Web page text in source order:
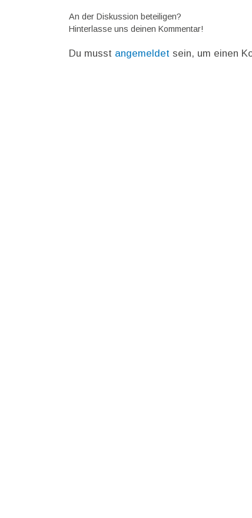
An der Diskussion beteiligen?
Hinterlasse uns deinen Kommentar!
Du musst angemeldet sein, um einen